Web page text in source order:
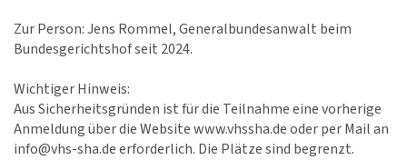
Zur Person: Jens Rommel, Generalbundesanwalt beim
Bundesgerichtshof seit 2024.
Wichtiger Hinweis:
Aus Sicherheitsgründen ist für die Teilnahme eine vorherige
Anmeldung über die Website www.vhssha.de oder per Mail an
info@vhs-sha.de erforderlich. Die Plätze sind begrenzt.